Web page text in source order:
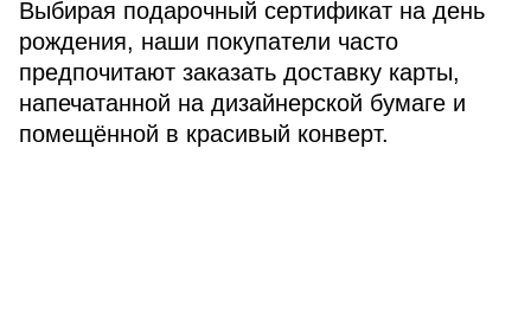
Выбирая подарочный сертификат на день
рождения, наши покупатели часто
предпочитают заказать доставку карты,
напечатанной на дизайнерской бумаге и
помещённой в красивый конверт.